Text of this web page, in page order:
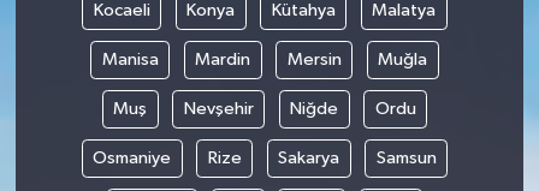
Kocaeli Konya Kütahya Malatya
Manisa Mardin Mersin Muğla
Muş Nevşehir Niğde Ordu
Osmaniye Rize Sakarya Samsun